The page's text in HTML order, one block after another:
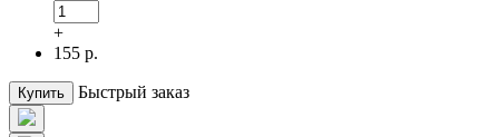
+
155 р.
Купить Быстрый заказ